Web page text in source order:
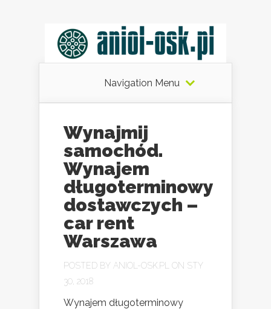
Navigation Menu
Wynajmij
samochód.
Wynajem
długoterminowy
dostawczych –
car rent
Warszawa
POSTED BY ANIOL-OSK.PL
ON STY
30, 2018
Wynajem długoterminowy